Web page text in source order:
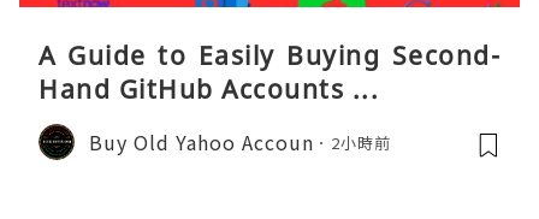
A Guide to Easily Buying Second-
Hand GitHub Accounts ...
Buy Old Yahoo Accoun 2小時前